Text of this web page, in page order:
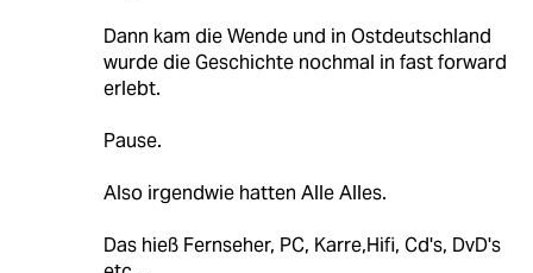
Dann kam die Wende und in Ostdeutschland
wurde die Geschichte nochmal in fast forward
erlebt.
Pause.
Also irgendwie hatten Alle Alles.
Das hieß Fernseher, PC, Karre,Hifi, Cd's, DvD's